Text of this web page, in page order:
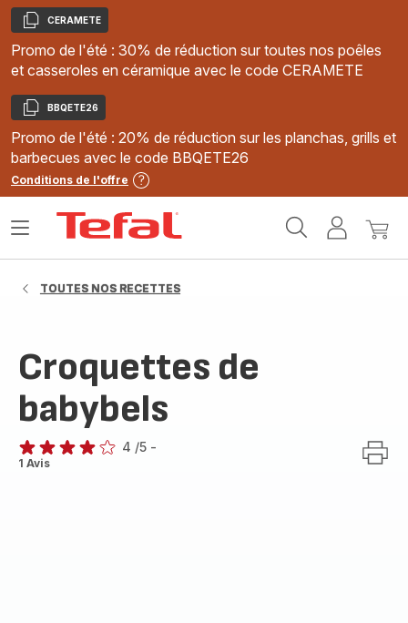
Copier
CERAMETE
Promo de l'été : 30% de réduction sur toutes nos poêles
et casseroles en céramique avec le code CERAMETE
Copier
BBQETE26
Promo de l'été : 20% de réduction sur les planchas, grills et
barbecues avec le code BBQETE26
Conditions de l'offre
MonMon
Ouvrir
TOUTES NOS RECETTES
Croquettes de
babybels
Avis
4 /5 -
1 Avis